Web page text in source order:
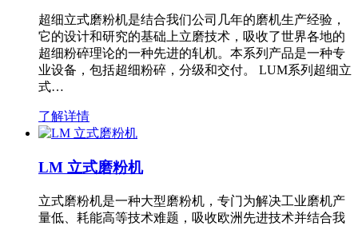
超细立式磨粉机是结合我们公司几年的磨机生产经验，
它的设计和研究的基础上立磨技术，吸收了世界各地的
超细粉碎理论的一种先进的轧机。本系列产品是一种专
业设备，包括超细粉碎，分级和交付。 LUM系列超细立
式…
了解详情
LM 立式磨粉机
立式磨粉机是一种大型磨粉机，专门为解决工业磨机产
量低、耗能高等技术难题，吸收欧洲先进技术并结合我